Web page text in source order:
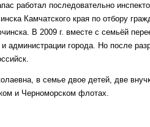
работал последовательно
Камчатского края по отбору
В 2009 г. вместе с семьёй
администрации города. Но после
в семье двое детей, две
и Черноморском флотах.